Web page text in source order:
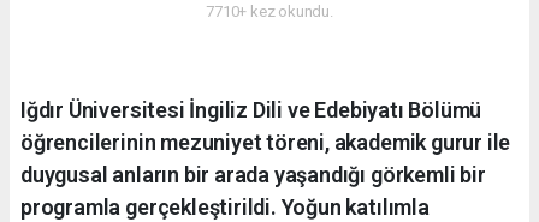
7710+ kez okundu.
Iğdır Üniversitesi İngiliz Dili ve Edebiyatı Bölümü
öğrencilerinin mezuniyet töreni, akademik gurur ile
duygusal anların bir arada yaşandığı görkemli bir
programla gerçekleştirildi. Yoğun katılımla